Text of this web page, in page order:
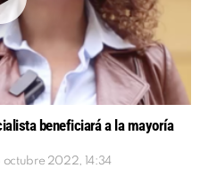
beneficiará a la mayoría
octubre 2022, 14:34